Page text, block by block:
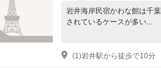
岩井海岸民宿かわな館は千
されているケースが多い...
(1)岩井駅から徒歩で10分